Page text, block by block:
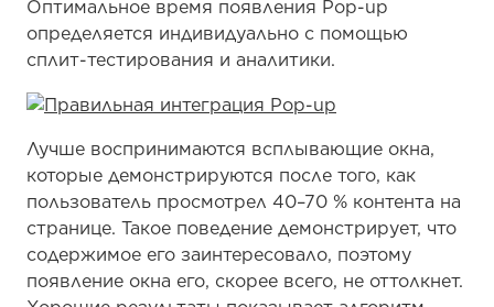
Оптимальное время появления Pop-up
определяется индивидуально с помощью
сплит-тестирования и аналитики.
Лучше воспринимаются всплывающие окна,
которые демонстрируются после того, как
пользователь просмотрел 40–70 % контента на
странице. Такое поведение демонстрирует, что
содержимое его заинтересовало, поэтому
появление окна его, скорее всего, не оттолкнет.